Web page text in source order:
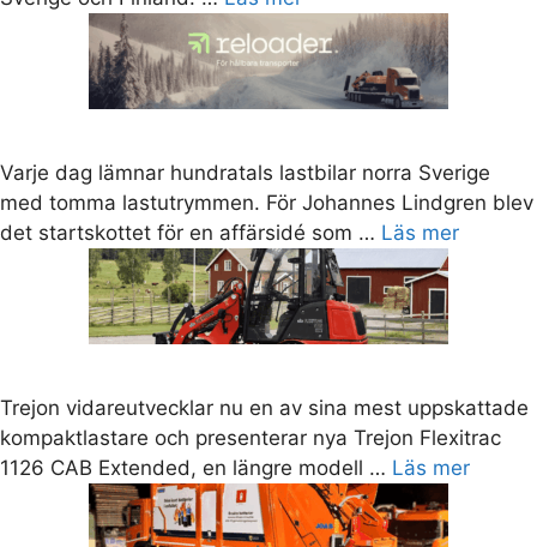
Varje dag lämnar hundratals lastbilar norra Sverige
med tomma lastutrymmen. För Johannes Lindgren blev
det startskottet för en affärsidé som … Läs mer
Trejon vidareutvecklar nu en av sina mest uppskattade
kompaktlastare och presenterar nya Trejon Flexitrac
1126 CAB Extended, en längre modell … Läs mer